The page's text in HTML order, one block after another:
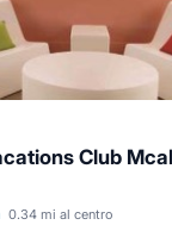
Club
0.34 mi al centro
Bañera de